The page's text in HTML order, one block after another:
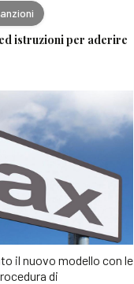
istruzioni per aderire
il nuovo modello con le
di